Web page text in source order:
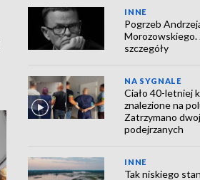
INNE
Pogrzeb
Morozowskiego.
szczegóły
NA SYGNALE
Ciało 40-letniej
znalezione na
Zatrzymano
podejrzanych
INNE
Tak niskiego